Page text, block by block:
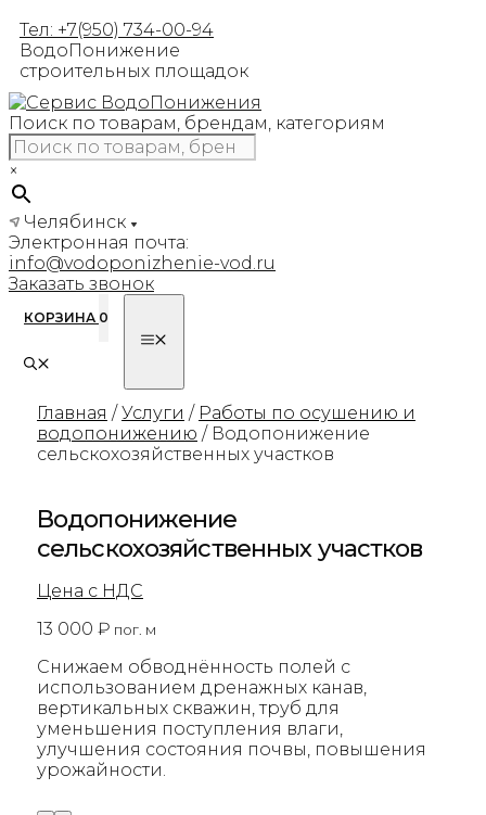
Перейти
содержимому
Тел: +7(950) 734-00-94
ВодоПонижение
строительных площадок
Поиск по товарам, брендам, категориям
×
Челябинск
Электронная почта:
info@vodoponizhenie-vod.ru
Заказать звонок
КОРЗИНА 0
Главная /Услуги / Работы по осушению и
водопонижению / Водопонижение
сельскохозяйственных участков
Водопонижение
сельскохозяйственных участков
Цена с НДС
13 000 ₽ пог. м
Снижаем обводнённость полей с
использованием дренажных канав,
вертикальных скважин, труб для
уменьшения поступления влаги,
улучшения состояния почвы, повышения
урожайности.